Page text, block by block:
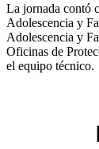
La jornada contó
Adolescencia y
Adolescencia y
Oficinas de
el equipo técnico.